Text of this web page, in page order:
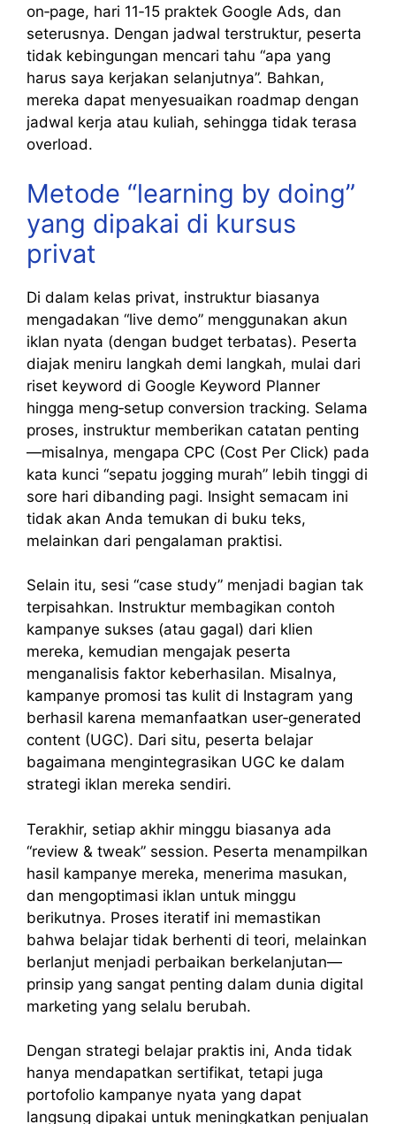
on‑page, hari 11‑15 praktek Google Ads, dan
seterusnya. Dengan jadwal terstruktur, peserta
tidak kebingungan mencari tahu “apa yang
harus saya kerjakan selanjutnya”. Bahkan,
mereka dapat menyesuaikan roadmap dengan
jadwal kerja atau kuliah, sehingga tidak terasa
overload.
Metode “learning by doing”
yang dipakai di kursus
privat
Di dalam kelas privat, instruktur biasanya
mengadakan “live demo” menggunakan akun
iklan nyata (dengan budget terbatas). Peserta
diajak meniru langkah demi langkah, mulai dari
riset keyword di Google Keyword Planner
hingga meng‑setup conversion tracking. Selama
proses, instruktur memberikan catatan penting
—misalnya, mengapa CPC (Cost Per Click) pada
kata kunci “sepatu jogging murah” lebih tinggi di
sore hari dibanding pagi. Insight semacam ini
tidak akan Anda temukan di buku teks,
melainkan dari pengalaman praktisi.
Selain itu, sesi “case study” menjadi bagian tak
terpisahkan. Instruktur membagikan contoh
kampanye sukses (atau gagal) dari klien
mereka, kemudian mengajak peserta
menganalisis faktor keberhasilan. Misalnya,
kampanye promosi tas kulit di Instagram yang
berhasil karena memanfaatkan user‑generated
content (UGC). Dari situ, peserta belajar
bagaimana mengintegrasikan UGC ke dalam
strategi iklan mereka sendiri.
Terakhir, setiap akhir minggu biasanya ada
“review & tweak” session. Peserta menampilkan
hasil kampanye mereka, menerima masukan,
dan mengoptimasi iklan untuk minggu
berikutnya. Proses iteratif ini memastikan
bahwa belajar tidak berhenti di teori, melainkan
berlanjut menjadi perbaikan berkelanjutan—
prinsip yang sangat penting dalam dunia digital
marketing yang selalu berubah.
Dengan strategi belajar praktis ini, Anda tidak
hanya mendapatkan sertifikat, tetapi juga
portofolio kampanye nyata yang dapat
langsung dipakai untuk meningkatkan penjualan